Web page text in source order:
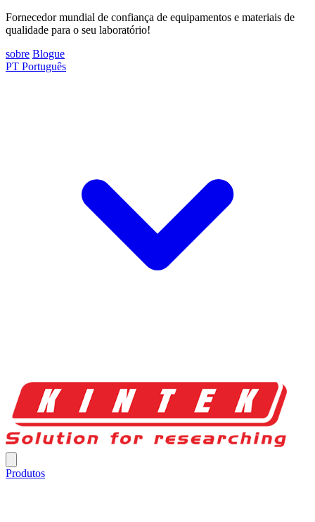
Fornecedor mundial de confiança de equipamentos e materiais de
qualidade para o seu laboratório!
sobre Blogue
PT Português
Produtos